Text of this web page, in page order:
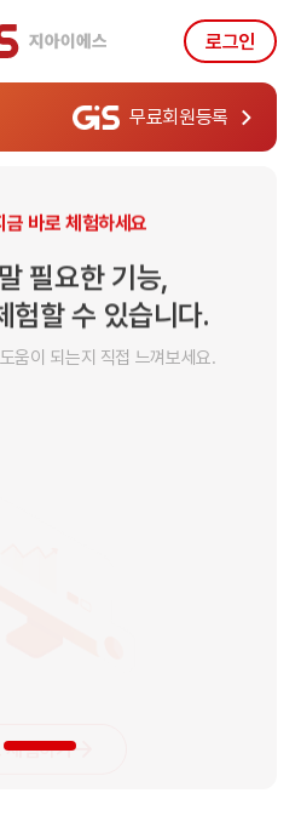
help@jccorp.co.kr
보처리방침
로그인
무료회원등록
바로 체험하세요
필요한 기능,
험할 수 있습니다.
움이 되는지 직접 느껴보세요.